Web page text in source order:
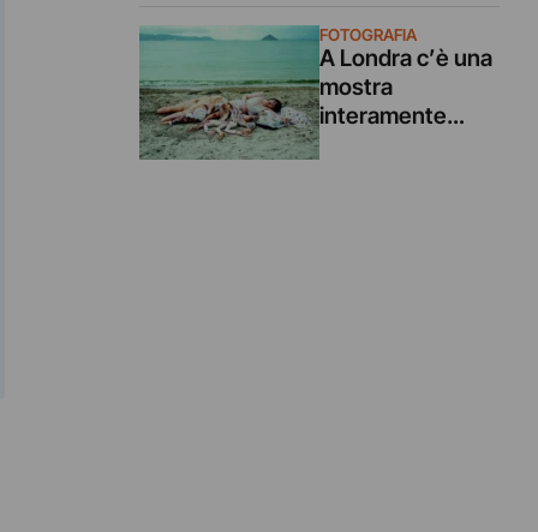
sconvolge ed
emoziona con la
sua creatività
FOTOGRAFIA
A Londra c’è una
mostra
interamente
dedicata alle